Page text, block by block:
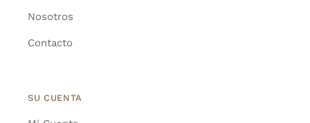
Nosotros
Contacto
SU CUENTA